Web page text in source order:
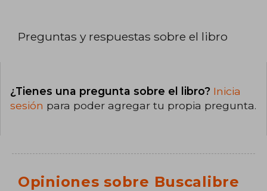
Preguntas y respuestas sobre el libro
¿Tienes una pregunta sobre el libro? Inicia
sesión para poder agregar tu propia pregunta.
Opiniones sobre Buscalibre